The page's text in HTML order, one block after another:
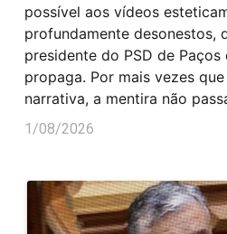
possível aos vídeos
profundamente desonestos,
presidente do PSD de Paços
propaga. Por mais vezes
narrativa, a mentira não
1/08/2026